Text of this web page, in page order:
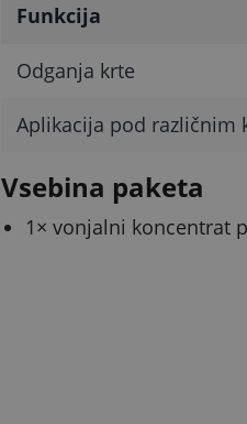
Funkcija
Odganja krte
Aplikacija pod različnim
Vsebina paketa
1× vonjalni koncentrat